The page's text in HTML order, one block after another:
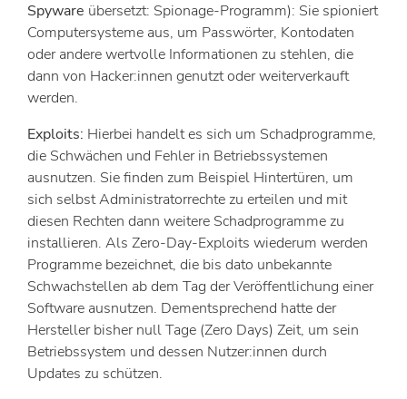
Spyware übersetzt: Spionage-Programm): Sie spioniert
Computersysteme aus, um Passwörter, Kontodaten
oder andere wertvolle Informationen zu stehlen, die
dann von Hacker:innen genutzt oder weiterverkauft
werden.
Exploits: Hierbei handelt es sich um Schadprogramme,
die Schwächen und Fehler in Betriebssystemen
ausnutzen. Sie finden zum Beispiel Hintertüren, um
sich selbst Administratorrechte zu erteilen und mit
diesen Rechten dann weitere Schadprogramme zu
installieren. Als Zero-Day-Exploits wiederum werden
Programme bezeichnet, die bis dato unbekannte
Schwachstellen ab dem Tag der Veröffentlichung einer
Software ausnutzen. Dementsprechend hatte der
Hersteller bisher null Tage (Zero Days) Zeit, um sein
Betriebssystem und dessen Nutzer:innen durch
Updates zu schützen.